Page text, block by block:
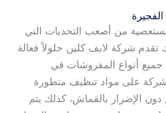
من أصعب التحديات التي
تقدم شركة لايف كلين حلولاً فعالة
أنواع المفروشات في
على مواد تنظيف متطورة
دون الإضرار بالقماش، كذلك يتم